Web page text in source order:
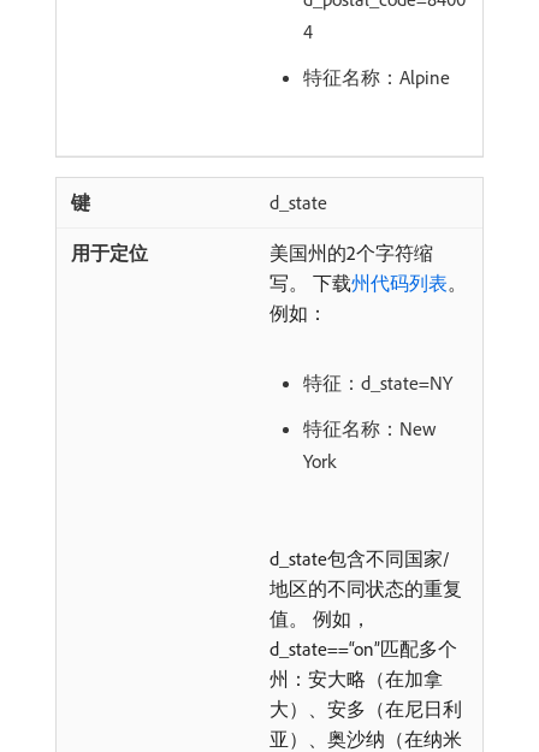
4
特征名称：Alpine
d_state
美国州的2个字符缩
写。 下载州代码列表。
例如：
特征：d_state=NY
特征名称：New
York
d_state包含不同国家/
地区的不同状态的重复
值。 例如，
d_state==“on”匹配多个
州：安大略（在加拿
大）、安多（在尼日利
亚）、奥沙纳（在纳米